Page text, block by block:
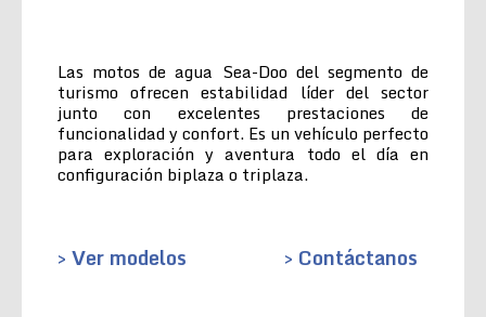
Las motos de agua Sea-Doo del segmento de
turismo ofrecen estabilidad líder del sector
junto con excelentes prestaciones de
funcionalidad y confort. Es un vehículo perfecto
para exploración y aventura todo el día en
configuración biplaza o triplaza.
> Ver modelos > Contáctanos